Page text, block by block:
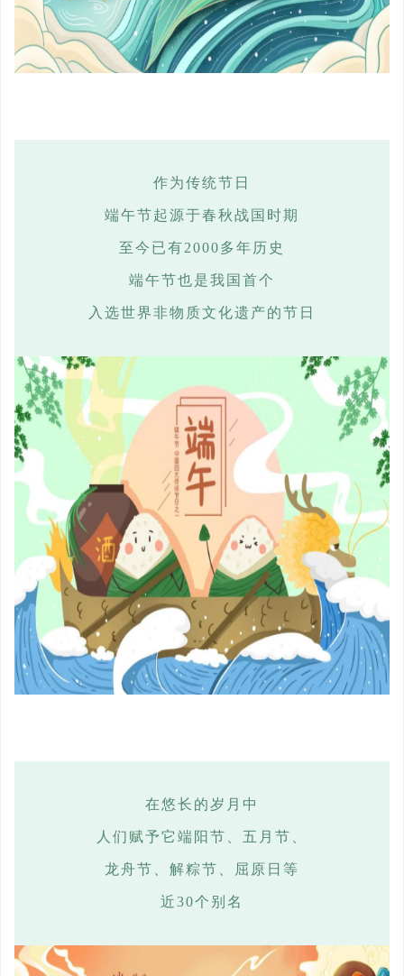
作为传统节日
端午节起源于春秋战国时期
至今已有2000多年历史
端午节也是我国首个
入选世界非物质文化遗产的节日
在悠长的岁月中
人们赋予它端阳节、五月节、
龙舟节、解粽节、屈原日等
近30个别名